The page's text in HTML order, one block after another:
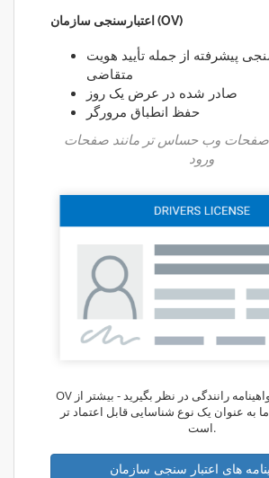
اعتبارسنجی سازمان (OV)
پیشرفته از جمله تأیید هویت
متقاضی
صادر شده در عرض یک روز
حفظ انطباق مرورگر
صفحات وب حساس تر مانند صفحات
ورود
OV را مانند گرفتن گواهینامه رانندگی در نظر بگیرید - بیشتر از
به عنوان یک نوع شناسایی قابل اعتماد تر
است.
های اعتبار سنجی سازمان